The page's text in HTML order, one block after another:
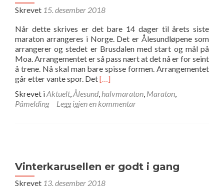
Skrevet 15. desember 2018
Når dette skrives er det bare 14 dager til årets siste
maraton arrangeres i Norge. Det er Ålesundløpene som
arrangerer og stedet er Brusdalen med start og mål på
Moa. Arrangementet er så pass nært at det nå er for seint
å trene. Nå skal man bare spisse formen. Arrangementet
går etter vante spor. DetLes
omÅlesund
Nyttårsmaraton
[…]
Skrevet iAktuelt,Ålesund, halvmaraton, Maraton,
Påmelding
Legg igjen en kommentar
Vinterkarusellen er godt i gang
Skrevet 13. desember 2018